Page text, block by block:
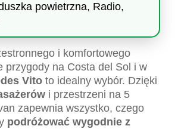
powietrzna, Radio,
i komfortowego
przygody na Costa del Sol i w
Vito to idealny wybór. Dzięki
i przestrzeni na 5
zapewnia wszystko, czego
podróżować wygodnie z